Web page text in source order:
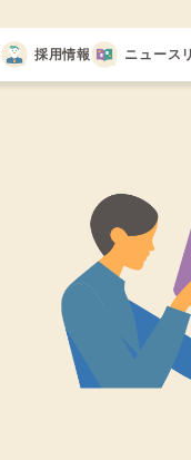
採用情報 ニュース